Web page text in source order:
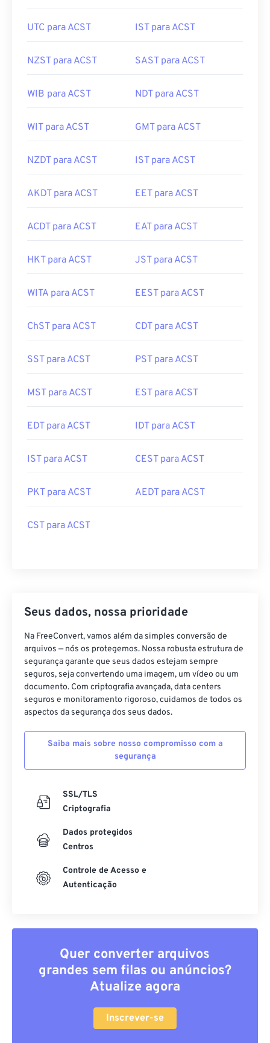
UTC para ACST IST para ACST
NZST para ACST SAST para ACST
WIB para ACST NDT para ACST
WIT para ACST GMT para ACST
NZDT para ACST IST para ACST
AKDT para ACST EET para ACST
ACDT para ACST EAT para ACST
HKT para ACST JST para ACST
WITA para ACST EEST para ACST
ChST para ACST CDT para ACST
SST para ACST PST para ACST
MST para ACST EST para ACST
EDT para ACST IDT para ACST
IST para ACST CEST para ACST
PKT para ACST AEDT para ACST
CST para ACST
Seus dados, nossa prioridade
Na FreeConvert, vamos além da simples conversão de
arquivos — nós os protegemos. Nossa robusta estrutura de
segurança garante que seus dados estejam sempre
seguros, seja convertendo uma imagem, um vídeo ou um
documento. Com criptografia avançada, data centers
seguros e monitoramento rigoroso, cuidamos de todos os
aspectos da segurança dos seus dados.
Saiba mais sobre nosso compromisso com a
segurança
SSL/TLS
Criptografia
Dados protegidos
Centros
Controle de Acesso e
Autenticação
Quer converter arquivos
grandes sem filas ou anúncios?
Atualize agora
Inscrever-se